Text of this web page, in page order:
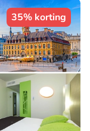
35% korting